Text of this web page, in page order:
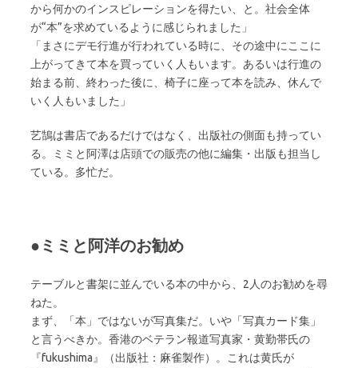
から何かのインスピレーションを得たい、と。社会全体
が“本”を求めているように感じられました」
「まさにデモ行進が行われている時に、その途中にここに
上がってきて本を買っていく人もいます。あるいは行進の
始まる前、終わった後に、椅子に座って本を読み、休んで
いく人もいました」
艺鵠は書店であるだけではなく、出版社の側面も持ってい
る。ミミと阿澤は店頭での販売の他に編集・出版も担当し
ている。多忙だ。
●ミミと阿洋のお勧め
テーブルと書架に並んでいる本の中から、2人のお勧めを尋
ねた。
まず、「本」ではないが写真集だ。いや「写真カード集」
と言うべきか。香港のベテラン報道写真家・黄勤帯氏の
『fukushima』（出版社：麻雀製作）。これは黄氏が